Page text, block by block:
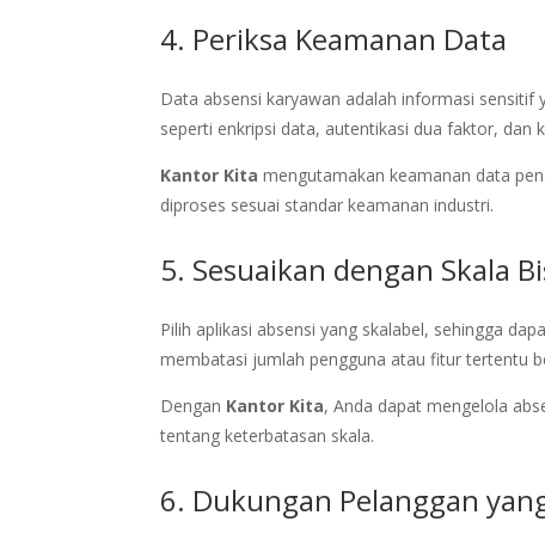
4. Periksa Keamanan Data
Data absensi karyawan adalah informasi sensitif
seperti enkripsi data, autentikasi dua faktor, dan
Kantor Kita mengutamakan keamanan data
diproses sesuai standar keamanan industri.
5. Sesuaikan dengan Skala
Pilih aplikasi absensi yang skalabel, sehingga
membatasi jumlah pengguna atau fitur tertentu
Dengan Kantor Kita, Anda dapat mengelola
tentang keterbatasan skala.
6. Dukungan Pelanggan